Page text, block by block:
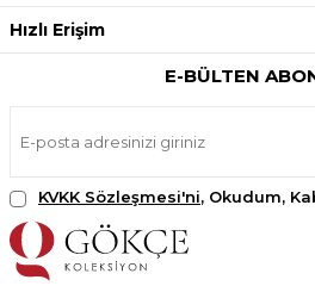
Hızlı Erişim
E-BÜLTEN
KVKK Sözleşmesi'ni, Okudum,